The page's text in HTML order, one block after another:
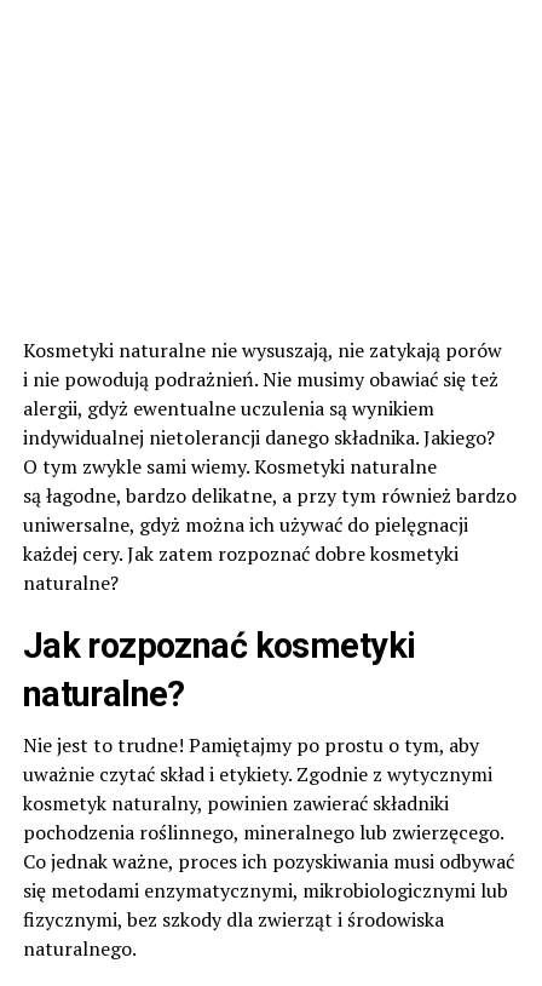
Kosmetyki naturalne nie wysuszają, nie zatykają porów
i nie powodują podrażnień. Nie musimy obawiać się też
alergii, gdyż ewentualne uczulenia są wynikiem
indywidualnej nietolerancji danego składnika. Jakiego?
O tym zwykle sami wiemy. Kosmetyki naturalne
są łagodne, bardzo delikatne, a przy tym również bardzo
uniwersalne, gdyż można ich używać do pielęgnacji
każdej cery. Jak zatem rozpoznać dobre kosmetyki
naturalne?
Jak rozpoznać kosmetyki
naturalne?
Nie jest to trudne! Pamiętajmy po prostu o tym, aby
uważnie czytać skład i etykiety. Zgodnie z wytycznymi
kosmetyk naturalny, powinien zawierać składniki
pochodzenia roślinnego, mineralnego lub zwierzęcego.
Co jednak ważne, proces ich pozyskiwania musi odbywać
się metodami enzymatycznymi, mikrobiologicznymi lub
fizycznymi, bez szkody dla zwierząt i środowiska
naturalnego.